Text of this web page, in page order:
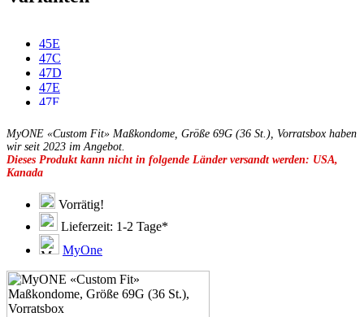
45E
47C
47D
47E
47F
49D
49E
49F
49G
51C
51D
51E
51F
51G
53C
53D
53E
MyONE «Custom Fit» Maßkondome, Größe 69G (36 St.), Vorratsbox haben
wir seit 2023 im Angebot.
Dieses Produkt kann nicht in folgende Länder versandt werden: USA,
Kanada
Vorrätig!
Lieferzeit: 1-2 Tage*
MyOne